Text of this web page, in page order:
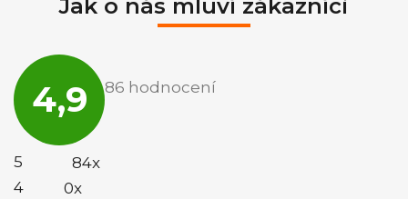
Jak o nás mluví zákazníci
4,9
obchodu
je
86 hodnocení
5
84x
4
0x